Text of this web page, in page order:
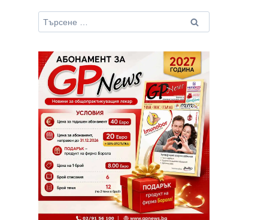
Търсене
за: